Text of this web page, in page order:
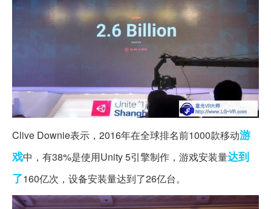
Clive Downie表示，2016年在全球排名前1000款移动游
戏中，有38%是使用Unity 5引擎制作，游戏安装量达到
了160亿次，设备安装量达到了26亿台。